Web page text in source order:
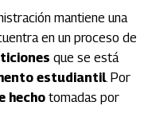
mantiene una
en un proceso de
que se está
estudiantil. Por
hecho tomadas por